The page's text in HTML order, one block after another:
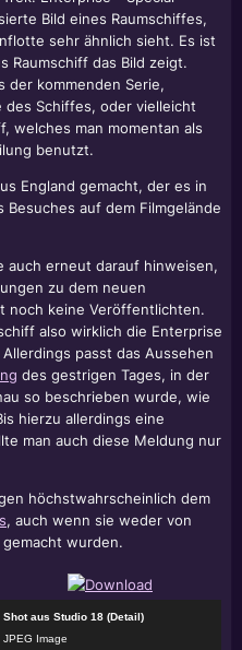
Bild eines Raumschiffes,
sehr ähnlich sieht. Es ist
Raumschiff das Bild zeigt.
der kommenden Serie,
Schiffes, oder vielleicht
welches man momentan als
benutzt.
England gemacht, der es in
auf dem Filmgelände
auch erneut darauf hinweisen,
zu dem neuen
noch keine Veröffentlichten.
also wirklich die Enterprise
passt das Aussehen
des gestrigen Tages, in der
so beschrieben wurde, wie
hierzu allerdings eine
man auch diese Meldung nur
höchstwahrscheinlich dem
, auch wenn sie weder von
wurden.
Shot aus Studio 18 (Detail)
JPEG Image